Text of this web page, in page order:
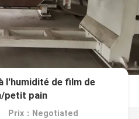
l'humidité de film de
petit pain
Prix：Negotiated